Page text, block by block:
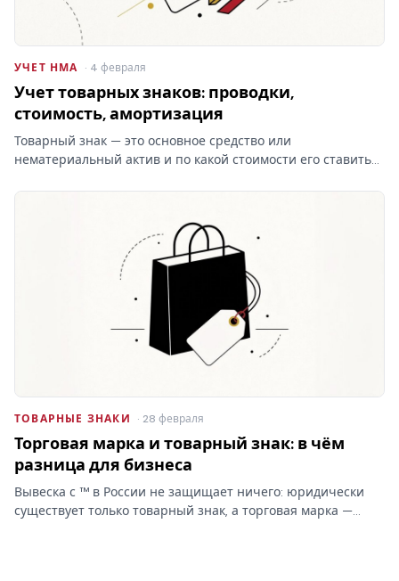
УЧЕТ НМА · 4 февраля
Учет товарных знаков: проводки,
стоимость, амортизация
Товарный знак — это основное средство или
нематериальный актив и по какой стоимости его ставить
при отказе Роспатента затраты на учёт товарных знаков
ТОВАРНЫЕ ЗНАКИ · 28 февраля
Торговая марка и товарный знак: в чём
разница для бизнеса
Вывеска с ™ в России не защищает ничего: юридически
существует только товарный знак, а торговая марка —